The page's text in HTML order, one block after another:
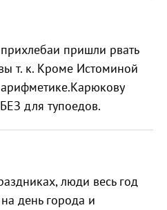
пришли рвать
т. к. Кроме Истоминой
для тупоедов.
люди весь год
день города и